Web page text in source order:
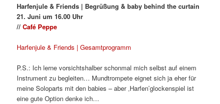
Harfenjule & Friends | Begrüßung & baby behind the curtain
21. Juni um 16.00 Uhr
//Café Peppe
Harfenjule & Friends | Gesamtprogramm
P.S.: Ich lerne vorsichtshalber schonmal mich selbst auf einem
Instrument zu begleiten… Mundtrompete eignet sich ja eher für
meine Soloparts mit den babies – aber ‚Harfen’glockenspiel ist
eine gute Option denke ich…